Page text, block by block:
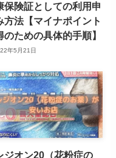
保険証としての利用申
方法【マイナポイント
のための具体的手順】
年5月21日
ジオン20（花粉症の